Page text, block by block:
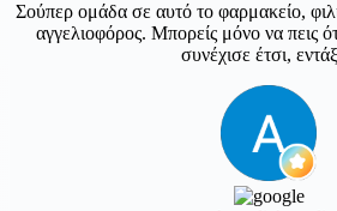
Σούπερ ομάδα σε αυτό το φαρμακείο,
αγγελιοφόρος. Μπορείς μόνο να πεις
συνέχισε έτσι,